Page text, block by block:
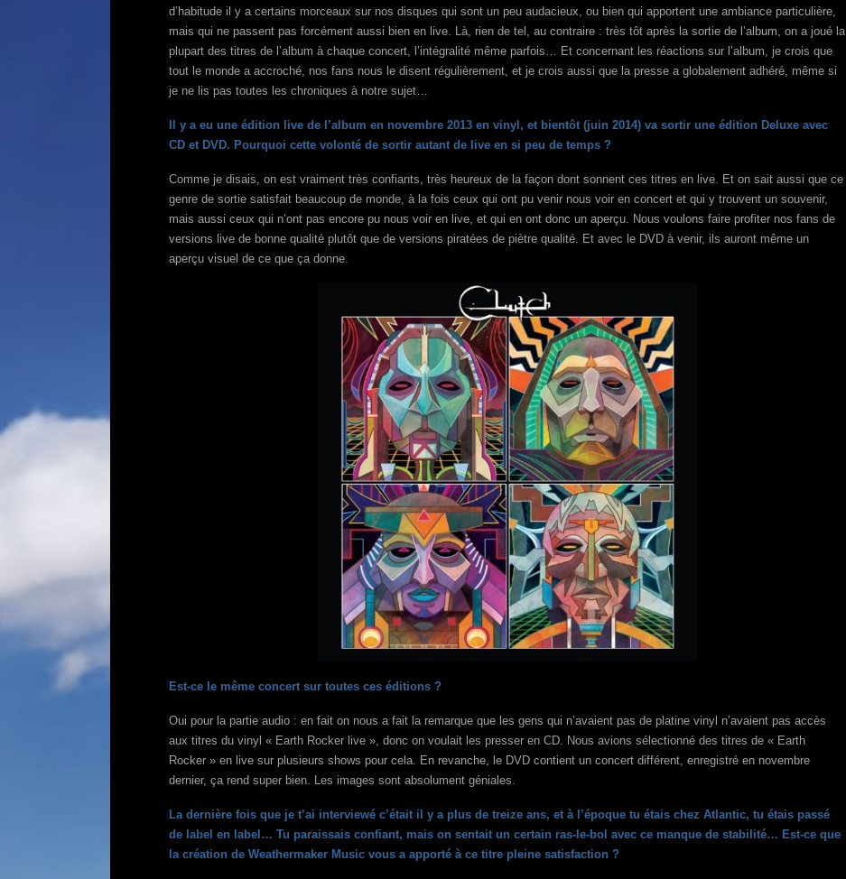
d’habitude il y a certains morceaux sur nos disques qui sont un peu audacieux, ou bien qui apportent une ambiance particulière,
mais qui ne passent pas forcément aussi bien en live. Là, rien de tel, au contraire : très tôt après la sortie de l’album, on a joué la
plupart des titres de l’album à chaque concert, l’intégralité même parfois… Et concernant les réactions sur l’album, je crois que
tout le monde a accroché, nos fans nous le disent régulièrement, et je crois aussi que la presse a globalement adhéré, même si
je ne lis pas toutes les chroniques à notre sujet…
Il y a eu une édition live de l’album en novembre 2013 en vinyl, et bientôt (juin 2014) va sortir une édition Deluxe avec
CD et DVD. Pourquoi cette volonté de sortir autant de live en si peu de temps ?
Comme je disais, on est vraiment très confiants, très heureux de la façon dont sonnent ces titres en live. Et on sait aussi que ce
genre de sortie satisfait beaucoup de monde, à la fois ceux qui ont pu venir nous voir en concert et qui y trouvent un souvenir,
mais aussi ceux qui n’ont pas encore pu nous voir en live, et qui en ont donc un aperçu. Nous voulons faire profiter nos fans de
versions live de bonne qualité plutôt que de versions piratées de piètre qualité. Et avec le DVD à venir, ils auront même un
aperçu visuel de ce que ça donne.
Est-ce le même concert sur toutes ces éditions ?
Oui pour la partie audio : en fait on nous a fait la remarque que les gens qui n’avaient pas de platine vinyl n’avaient pas accès
aux titres du vinyl « Earth Rocker live », donc on voulait les presser en CD. Nous avions sélectionné des titres de « Earth
Rocker » en live sur plusieurs shows pour cela. En revanche, le DVD contient un concert différent, enregistré en novembre
dernier, ça rend super bien. Les images sont absolument géniales.
La dernière fois que je t’ai interviewé c’était il y a plus de treize ans, et à l’époque tu étais chez Atlantic, tu étais passé
de label en label… Tu paraissais confiant, mais on sentait un certain ras-le-bol avec ce manque de stabilité… Est-ce que
la création de Weathermaker Music vous a apporté à ce titre pleine satisfaction ?